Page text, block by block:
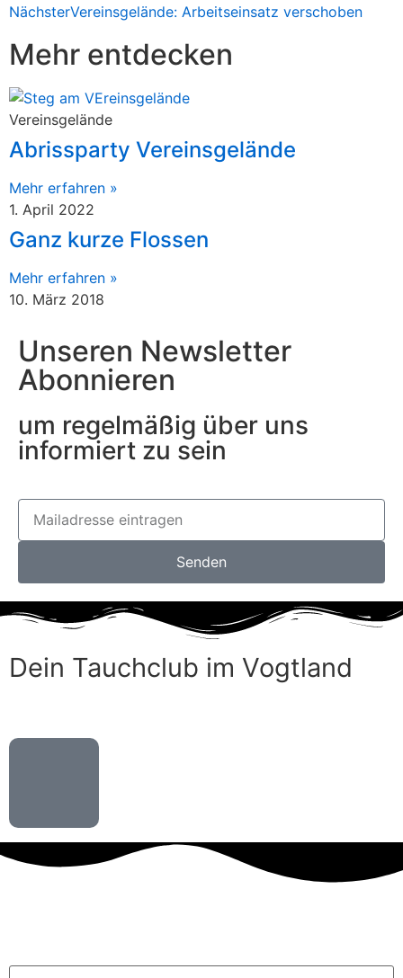
NächsterVereinsgelände: Arbeitseinsatz verschoben
Mehr entdecken
Vereinsgelände
Abrissparty Vereinsgelände
Mehr erfahren »
1. April 2022
Ganz kurze Flossen
Mehr erfahren »
10. März 2018
Unseren Newsletter
Abonnieren
um regelmäßig über uns
informiert zu sein
Senden
Dein Tauchclub im Vogtland